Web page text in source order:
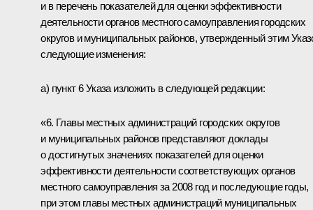
и в перечень показателей для оценки эффективности
деятельности органов местного самоуправления городских
округов и муниципальных районов, утвержденный этим
следующие изменения:
а) пункт 6 Указа изложить в следующей редакции:
«6. Главы местных администраций городских округов
и муниципальных районов представляют доклады
о достигнутых значениях показателей для оценки
эффективности деятельности соответствующих органов
местного самоуправления за 2008 год и последующие годы,
при этом главы местных администраций муниципальных